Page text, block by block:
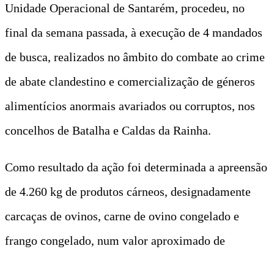
Unidade Operacional de Santarém, procedeu, no
final da semana passada, à execução de 4 mandados
de busca, realizados no âmbito do combate ao crime
de abate clandestino e comercialização de géneros
alimentícios anormais avariados ou corruptos, nos
concelhos de Batalha e Caldas da Rainha.
Como resultado da ação foi determinada a apreensão
de 4.260 kg de produtos cárneos, designadamente
carcaças de ovinos, carne de ovino congelado e
frango congelado, num valor aproximado de